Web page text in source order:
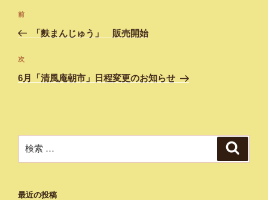
投
ナ
ビ
ゲ
ン
過
去
投
稿
前
「麩まんじゅう」 販売開始
次
の
次
6月「清風庵朝市」日程変更のお知らせ
検
索:
最近の投稿